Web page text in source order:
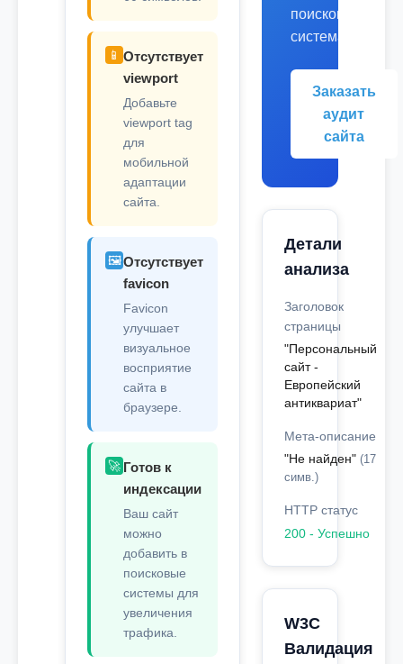
📱 Отсутствует
viewport
Добавьте
viewport tag
для
мобильной
адаптации
сайта.
🖼️Отсутствует
favicon
Favicon
улучшает
визуальное
восприятие
сайта в
браузере.
🚀 Готов к
индексации
Ваш сайт
можно
добавить в
поисковые
системы для
увеличения
трафика.
поисковых
системах.
Заказать
аудит
сайта
Детали
анализа
Заголовок
страницы
"Персональный
сайт -
Европейский
антиквариат"
Мета-описание
"Не найден" (17
симв.)
HTTP статус
200 - Успешно
W3C
Валидация